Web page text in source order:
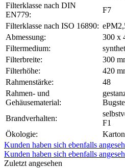
Filterklasse nach DIN
EN779:
F7
Filterklasse nach ISO 16890:
Abmessung:
300 x
Filtermedium:
Filterbreite:
300
Filterhöhe:
420
Rahmenstärke:
48
Rahmen- und
Gehäusematerial:
Brandverhalten:
F1
Ökologie:
Kunden haben sich ebenfalls
Kunden haben sich ebenfalls
Zuletzt angesehen